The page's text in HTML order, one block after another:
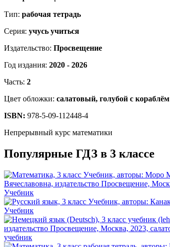
Тип: рабочая тетрадь
Серия: учусь учиться
Издательство: Просвещение
Год издания: 2020 - 2026
Часть: 2
Цвет обложки: салатовый, голубой с кораблём
ISBN: 978-5-09-112448-4
Непрерывный курс математики
Популярные ГДЗ в 3 классе
Учебник
Учебник
учебник